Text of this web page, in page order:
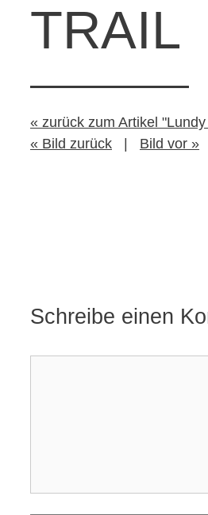
TRAIL
« zurück zum Artikel
« Bild zurück
Bild vor »
Schreibe einen